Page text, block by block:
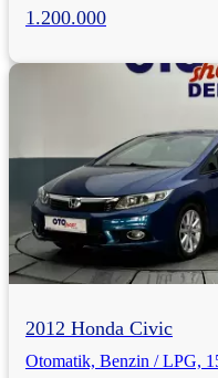
1.200.000
2012 Honda Civic
Otomatik, Benzin / LPG,